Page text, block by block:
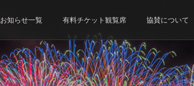
お知らせ一覧 有料チケット観覧席 協賛について